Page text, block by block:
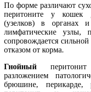
По форме различают
перитоните у кошек
(узелков) в органах
лимфатические узлы,
сопровождается
отказом от корма.
Гнойный перитонит
разложением
брюшине,